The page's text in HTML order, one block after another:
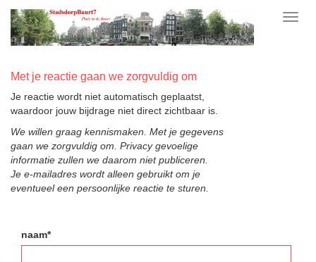
Met je reactie gaan we zorgvuldig om
Je reactie wordt niet automatisch geplaatst,
waardoor jouw bijdrage niet direct zichtbaar is.
We willen graag kennismaken. Met je gegevens
gaan we zorgvuldig om. Privacy gevoelige
informatie zullen we daarom niet publiceren.
Je e-mailadres wordt alleen gebruikt om je
eventueel een persoonlijke reactie te sturen.
naam*